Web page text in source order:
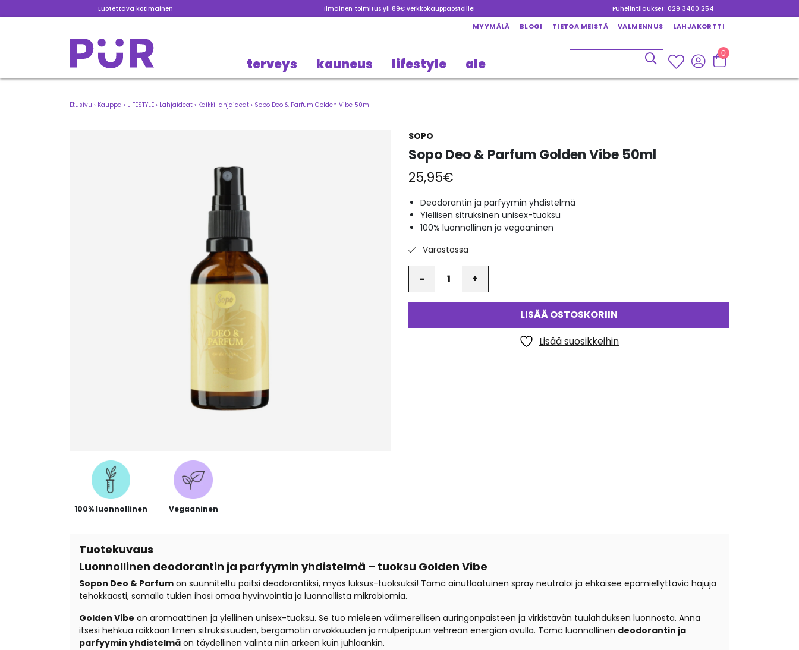
Luotettava kotimainen Ilmainen toimitus yli 89€ verkkokauppaostoille! Puhelintilaukset: 029 3400 254
MYYMÄLÄ BLOGI TIETOA MEISTÄ VALMENNUS LAHJAKORTTI
terveys kauneus lifestyle ale
0
Etusivu › Kauppa › LIFESTYLE › Lahjaideat › Kaikki lahjaideat › Sopo Deo & Parfum Golden Vibe 50ml
SOPO
Sopo Deo & Parfum Golden Vibe 50ml
25,95€
Deodorantin ja parfyymin yhdistelmä
Ylellisen sitruksinen unisex-tuoksu
100% luonnollinen ja vegaaninen
Varastossa
LISÄÄ OSTOSKORIIN
Lisää suosikkeihin
100% luonnollinen Vegaaninen
Tuotekuvaus
Luonnollinen deodorantin ja parfyymin yhdistelmä – tuoksu Golden Vibe
Sopon Deo & Parfum on suunniteltu paitsi deodorantiksi, myös luksus-tuoksuksi! Tämä ainutlaatuinen spray neutraloi ja ehkäisee epämiellyttäviä hajuja
tehokkaasti, samalla tukien ihosi omaa hyvinvointia ja luonnollista mikrobiomia.
Golden Vibe on aromaattinen ja ylellinen unisex-tuoksu. Se tuo mieleen välimerellisen auringonpaisteen ja virkistävän tuulahduksen luonnosta. Anna
itsesi hehkua raikkaan limen sitruksisuuden, bergamotin arvokkuuden ja mulperipuun vehreän energian avulla. Tämä luonnollinen deodorantin ja
parfyymin yhdistelmä on täydellinen valinta niin arkeen kuin juhlaankin.